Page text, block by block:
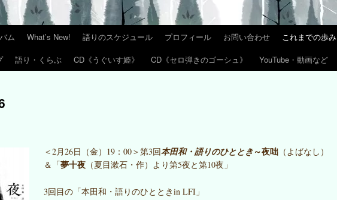
ム What’s New! 語りのスケジュール プロフィール お問い合わせ これまでの歩み
語り・くらぶ CD《うぐいす姫》 CD《セロ弾きのゴーシュ》 YouTube・動画など
＜2月26日（金）19：00＞第3回本田和・語りのひととき ～夜咄 （よばなし）
＆「夢十夜 （夏目漱石・作）より第5夜と第10夜」
3回目の「本田和・語りのひとときin LFI」